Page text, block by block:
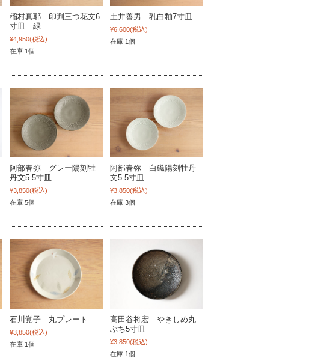
稲村真耶 印判三つ花文6
寸皿 緑
¥4,950(税込)
在庫 1個
土井善男 乳白釉7寸皿
¥6,600(税込)
在庫 1個
阿部春弥 グレー陽刻牡
丹文5.5寸皿
¥3,850(税込)
在庫 5個
阿部春弥 白磁陽刻牡丹
文5.5寸皿
¥3,850(税込)
在庫 3個
石川覚子 丸プレート
¥3,850(税込)
在庫 1個
高田谷将宏 やきしめ丸
ぶち5寸皿
¥3,850(税込)
在庫 1個